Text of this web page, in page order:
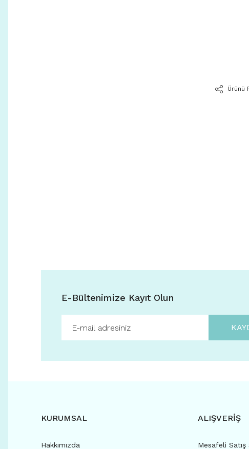
Ürünü
E-Bültenimize Kayıt Olun
KURUMSAL
Hakkımızda
ALIŞVERİŞ
Mesafeli